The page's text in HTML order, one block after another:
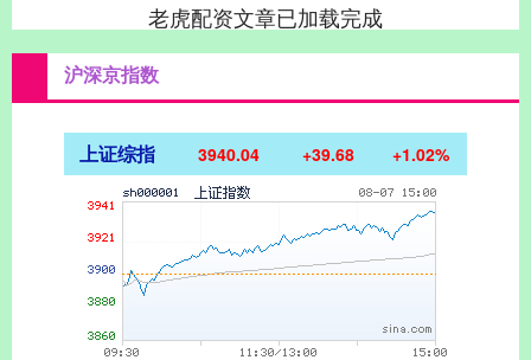
老虎配资文章已加载完成
沪深京指数
上证综指 3940.04 +39.68 +1.02%